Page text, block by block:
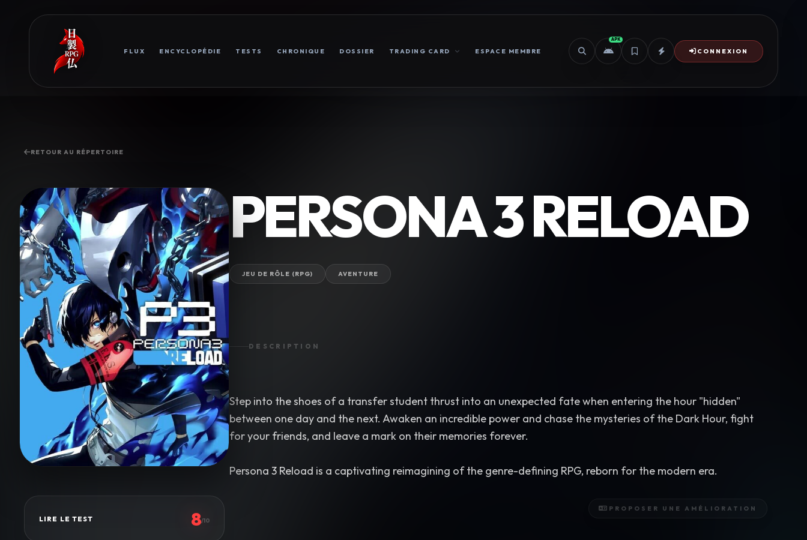
FLUX ENCYCLOPÉDIE TESTS CHRONIQUE DOSSIER TRADING CARD ESPACE MEMBRE
APK
CONNEXION
RETOUR AU RÉPERTOIRE
LIRE LE TEST 8/10
PERSONA 3 RELOAD
JEU DE RÔLE (RPG) AVENTURE
DESCRIPTION
Step into the shoes of a transfer student thrust into an unexpected fate when entering the hour "hidden"
between one day and the next. Awaken an incredible power and chase the mysteries of the Dark Hour, fight
for your friends, and leave a mark on their memories forever.
Persona 3 Reload is a captivating reimagining of the genre-defining RPG, reborn for the modern era.
PROPOSER UNE AMÉLIORATION